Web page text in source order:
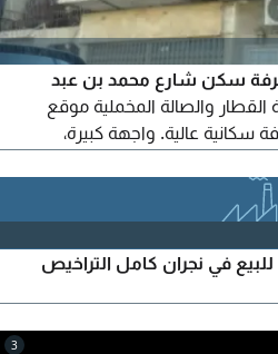
3 فتحات + غرفة سكن شارع محمد بن عبد
والصالة المخملية موقع
سكانية عالية. واجهة كبيرة،
تجاري مواقف متوفرة + زبائن
للجادين فقط المعاينة متاحة
في نجران كامل التراخيص
3